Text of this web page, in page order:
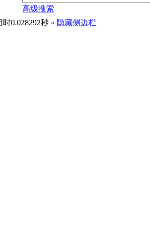
高级搜索
0.028292秒 « 隐藏侧边栏